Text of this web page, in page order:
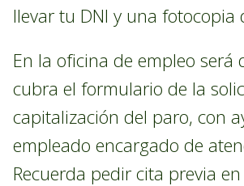
llevar tu DNI y una fotocopia
En la oficina de empleo será
cubra el formulario de la
capitalización del paro, con
empleado encargado de
Recuerda pedir cita previa